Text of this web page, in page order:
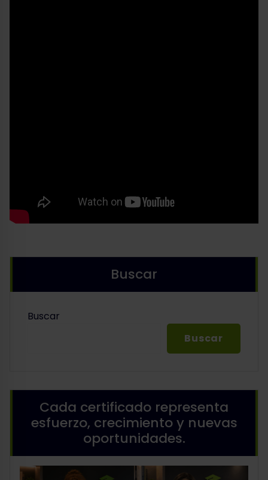
Buscar
Buscar
Buscar
Cada certificado representa
esfuerzo, crecimiento y nuevas
oportunidades.